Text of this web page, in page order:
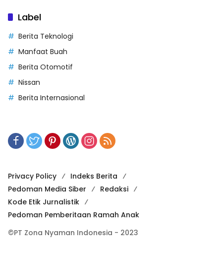
Label
Berita Teknologi
Manfaat Buah
Berita Otomotif
Nissan
Berita Internasional
Privacy Policy
Indeks Berita
Pedoman Media Siber
Redaksi
Kode Etik Jurnalistik
Pedoman Pemberitaan Ramah Anak
©PT Zona Nyaman Indonesia - 2023